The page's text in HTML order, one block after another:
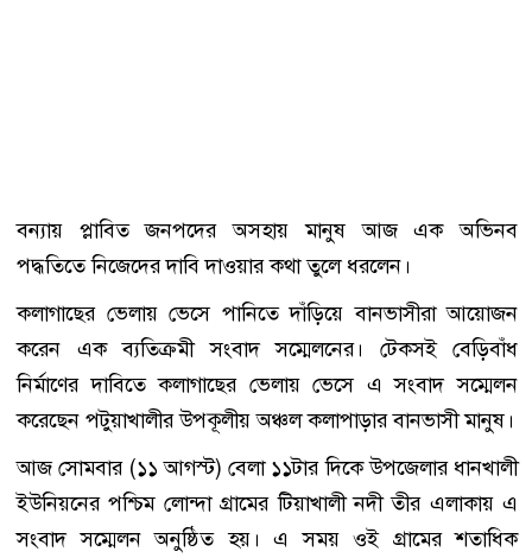
বন্যায় প্লাবিত জনপদের অসহায় মানুষ আজ এক অভিনব
পদ্ধতিতে নিজেদের দাবি দাওয়ার কথা তুলে ধরলেন।
কলাগাছের ভেলায় ভেসে পানিতে দাঁড়িয়ে বানভাসীরা আয়োজন
করেন এক ব্যতিক্রমী সংবাদ সম্মেলনের। টেকসই বেড়িবাঁধ
নির্মাণের দাবিতে কলাগাছের ভেলায় ভেসে এ সংবাদ সম্মেলন
করেছেন পটুয়াখালীর উপকূলীয় অঞ্চল কলাপাড়ার বানভাসী মানুষ।
আজ সোমবার (১১ আগস্ট) বেলা ১১টার দিকে উপজেলার ধানখালী
ইউনিয়নের পশ্চিম লোন্দা গ্রামের টিয়াখালী নদী তীর এলাকায় এ
সংবাদ সম্মেলন অনুষ্ঠিত হয়। এ সময় ওই গ্রামের শতাধিক